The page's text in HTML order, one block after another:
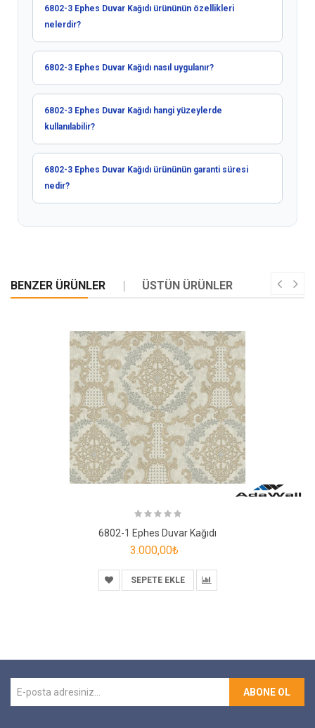
6802-3 Ephes Duvar Kağıdı ürününün özellikleri
nelerdir?
6802-3 Ephes Duvar Kağıdı nasıl uygulanır?
6802-3 Ephes Duvar Kağıdı hangi yüzeylerde
kullanılabilir?
6802-3 Ephes Duvar Kağıdı ürününün garanti süresi
nedir?
BENZER ÜRÜNLER ÜSTÜN ÜRÜNLER
6802-1 Ephes Duvar Kağıdı
3.000,00₺
SEPETE EKLE
ABONE OL